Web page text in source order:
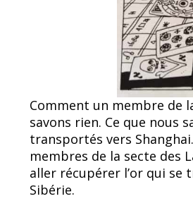
Comment un membre de
savons rien. Ce que nous
transportés vers
membres de la secte des
aller récupérer l’or qui se
Sibérie.